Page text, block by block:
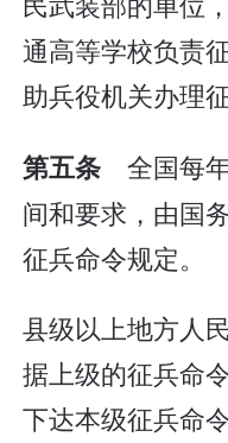
通高等学校负责
助兵役机关办理
第五条 全国每
间和要求，由国
征兵命令规定。
县级以上地方人
据上级的征兵命
下达本级征兵命